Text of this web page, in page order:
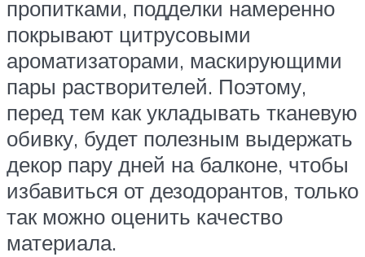
пропитками, подделки намеренно
покрывают цитрусовыми
ароматизаторами, маскирующими
пары растворителей. Поэтому,
перед тем как укладывать тканевую
обивку, будет полезным выдержать
декор пару дней на балконе, чтобы
избавиться от дезодорантов, только
так можно оценить качество
материала.